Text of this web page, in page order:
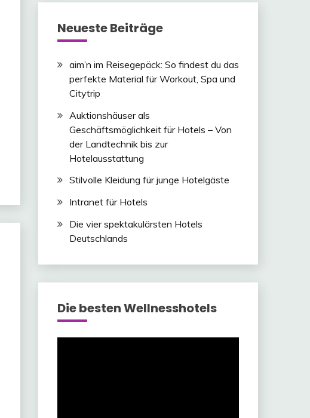
Neueste Beiträge
aim’n im Reisegepäck: So findest du das
perfekte Material für Workout, Spa und
Citytrip
Auktionshäuser als
Geschäftsmöglichkeit für Hotels – Von
der Landtechnik bis zur
Hotelausstattung
Stilvolle Kleidung für junge Hotelgäste
Intranet für Hotels
Die vier spektakulärsten Hotels
Deutschlands
Die besten Wellnesshotels